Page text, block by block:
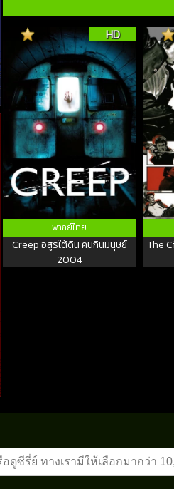
HD
พากย์ไทย
Creep อสูรใต้ดิน คนกินมนุษย์
2004
The